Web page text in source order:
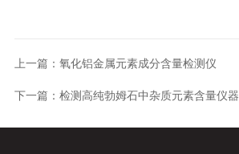
上一篇： 氧化铝金属元素成分含量检测仪
下一篇： 检测高纯勃姆石中杂质元素含量仪器